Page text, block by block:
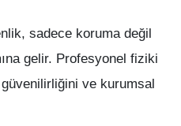
sadece koruma değil
gelir. Profesyonel fiziki
ve kurumsal